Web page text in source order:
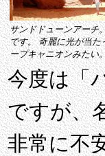
サンドドューンアーチ
です。 奇麗に光が当た
ープキャニオンみたい
今度は「
ですが、
非常に不